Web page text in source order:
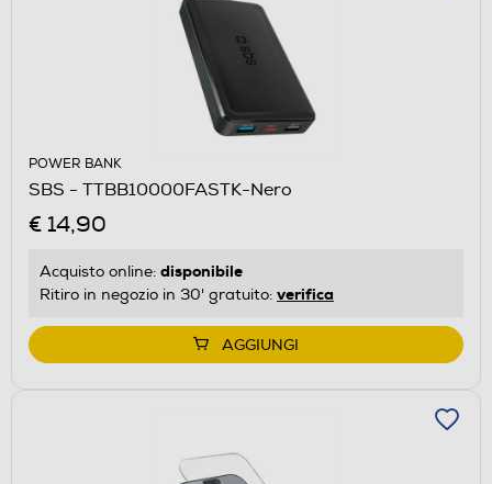
POWER BANK
SBS - TTBB10000FASTK-Nero
€ 14,90
Acquisto online: disponibile
Ritiro in negozio in 30' gratuito: verifica
AGGIUNGI